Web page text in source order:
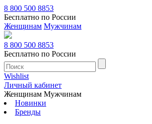
8 800 500 8853
Бесплатно по России
Женщинам Мужчинам
8 800 500 8853
Бесплатно по России
Wishlist
Личный кабинет
Женщинам Мужчинам
Новинки
Бренды